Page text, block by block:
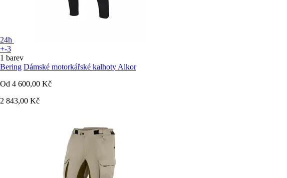
24h
+-3
1 barev
Bering Dámské motorkářské kalhoty Alkor
Od 4 600,00 Kč
2 843,00 Kč